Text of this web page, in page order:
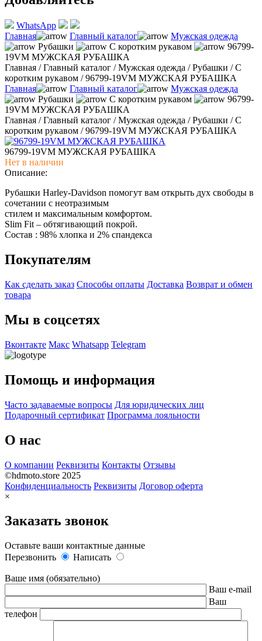
WhatsApp
Главная
Главный каталог
Мужская одежда
Рубашки
С коротким рукавом
96799-
19VM МУЖСКАЯ РУБАШКА
Главная /Главный каталог /Мужская одежда /Рубашки /С
коротким рукавом /96799-19VM МУЖСКАЯ РУБАШКА
Главная
Главный каталог
Мужская одежда
Рубашки
С коротким рукавом
96799-
19VM МУЖСКАЯ РУБАШКА
Главная /Главный каталог /Мужская одежда /Рубашки /С
коротким рукавом /96799-19VM МУЖСКАЯ РУБАШКА
96799-19VM МУЖСКАЯ РУБАШКА
Нет в наличии
Описание:
Рубашки Harley-Davidson помогут вам открыть дух свободы в
сочетании с неотразимым
стилем и максимальным комфортом.
Slim Fit – обтягивающий покрой.
Состав : 98% хлопка и 2% спандекса
Покупателям
Как сделать заказ Способы оплаты Доставка Возврат и обмен
товара
Мы в соцсетях
Вконтакте Макс Whatsapp Telegram
Помощь и информация
Часто задаваемые вопросы Для юридических лиц
Подарочный сертификат Программа лояльности
О нас
О компании Реквизиты Контакты Отзывы
©hdmoto.store 2025
Конфиденциальность Реквизиты Договор оферта
×
Заказать звонок
Оставьте ваши контактные данные
Перезвонить
Написать
Ваше имя (обязательно)
Ваш e-mail
Ваш
телефон